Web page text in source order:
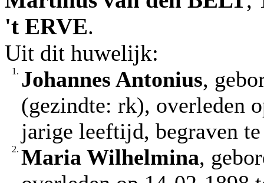
't ERVE.
Uit dit huwelijk:
1. Johannes Antonius,
(gezindte: rk), overleden
jarige leeftijd, begraven
2. Maria Wilhelmina,